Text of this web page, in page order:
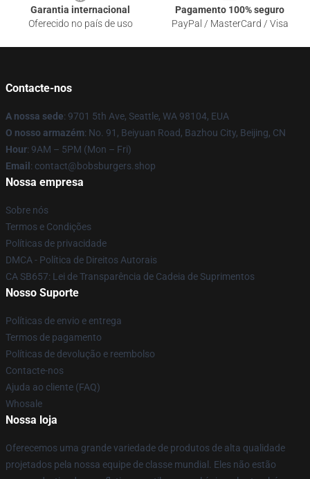
Garantia internacional
Oferecido no país de uso
Pagamento 100% seguro
PayPal / MasterCard / Visa
Contacte-nos
A nossa sede: 9701 5th Ave, Seattle, WA 98104, EUA
O nosso armazém: No. 91, Beiyuan Road, Bazhou City, Beijing, CN
Hour: 9AM – 5PM (Mon – Fri)
Email : contact@bobsburgers.shop
Nossa empresa
Sobre nós
Termos e Condições
Políticas de privacidade
DMCA - Política de Direitos Autorais
CA SB657: Lei de Transparência de Cadeia de Suprimentos
Nosso Suporte
Políticas de envio e entrega
Termos de pagamento
Políticas de devolução e reembolso
Contacte-nos
Ajuda ao cliente (FAQ)
Whosale
Nossa loja
Oferecemos uma grande variedade de produtos de alta qualidade
projetados pela nossa equipe de classe mundial. Eles não estão